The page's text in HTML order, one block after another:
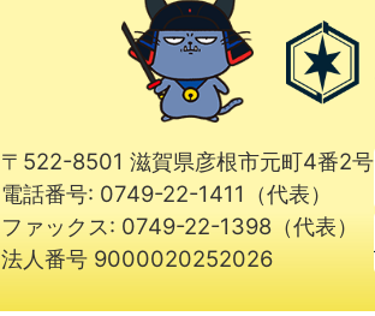
〒522-8501 滋賀県彦根市元町4番2号
電話番号: 0749-22-1411（代表）
ファックス: 0749-22-1398（代表）
法人番号 9000020252026